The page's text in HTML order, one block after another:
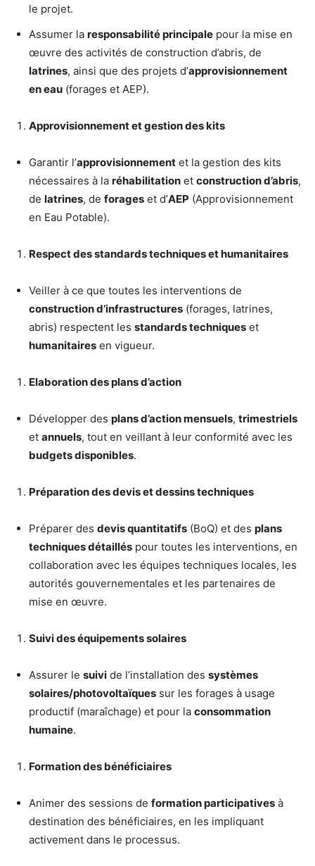
le projet.
Assumer la responsabilité principale pour la mise en
œuvre des activités de construction d’abris, de
latrines, ainsi que des projets d’approvisionnement
en eau (forages et AEP).
Approvisionnement et gestion des kits
Garantir l’approvisionnement et la gestion des kits
nécessaires à la réhabilitation et construction d’abris,
de latrines, de forages et d’AEP (Approvisionnement
en Eau Potable).
Respect des standards techniques et humanitaires
Veiller à ce que toutes les interventions de
construction d’infrastructures (forages, latrines,
abris) respectent les standards techniques et
humanitaires en vigueur.
Elaboration des plans d’action
Développer des plans d’action mensuels, trimestriels
et annuels, tout en veillant à leur conformité avec les
budgets disponibles.
Préparation des devis et dessins techniques
Préparer des devis quantitatifs (BoQ) et des plans
techniques détaillés pour toutes les interventions, en
collaboration avec les équipes techniques locales, les
autorités gouvernementales et les partenaires de
mise en œuvre.
Suivi des équipements solaires
Assurer le suivi de l’installation des systèmes
solaires/photovoltaïques sur les forages à usage
productif (maraîchage) et pour la consommation
humaine.
Formation des bénéficiaires
Animer des sessions de formation participatives à
destination des bénéficiaires, en les impliquant
activement dans le processus.